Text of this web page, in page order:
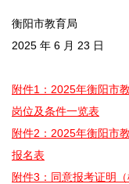
衡阳市教育局
2025 年 6 月 23 日
附件1：2025年衡阳市
岗位及条件一览表
附件2：2025年衡阳市
报名表
附件3：同意报考证明（